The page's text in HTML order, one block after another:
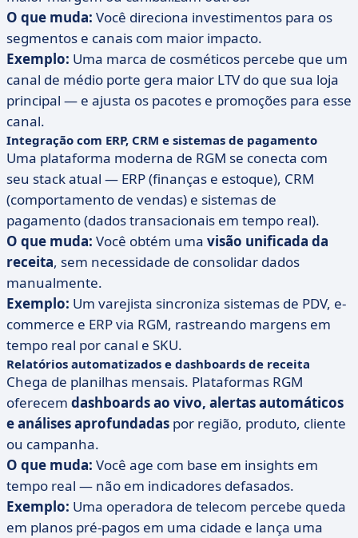
O que muda: Você direciona investimentos para os
segmentos e canais com maior impacto.
Exemplo: Uma marca de cosméticos percebe que um
canal de médio porte gera maior LTV do que sua loja
principal — e ajusta os pacotes e promoções para esse
canal.
Integração com ERP, CRM e sistemas de pagamento
Uma plataforma moderna de RGM se conecta com
seu stack atual — ERP (finanças e estoque), CRM
(comportamento de vendas) e sistemas de
pagamento (dados transacionais em tempo real).
O que muda: Você obtém uma visão unificada da
receita, sem necessidade de consolidar dados
manualmente.
Exemplo: Um varejista sincroniza sistemas de PDV, e-
commerce e ERP via RGM, rastreando margens em
tempo real por canal e SKU.
Relatórios automatizados e dashboards de receita
Chega de planilhas mensais. Plataformas RGM
oferecem dashboards ao vivo, alertas automáticos
e análises aprofundadas por região, produto, cliente
ou campanha.
O que muda: Você age com base em insights em
tempo real — não em indicadores defasados.
Exemplo: Uma operadora de telecom percebe queda
em planos pré-pagos em uma cidade e lança uma